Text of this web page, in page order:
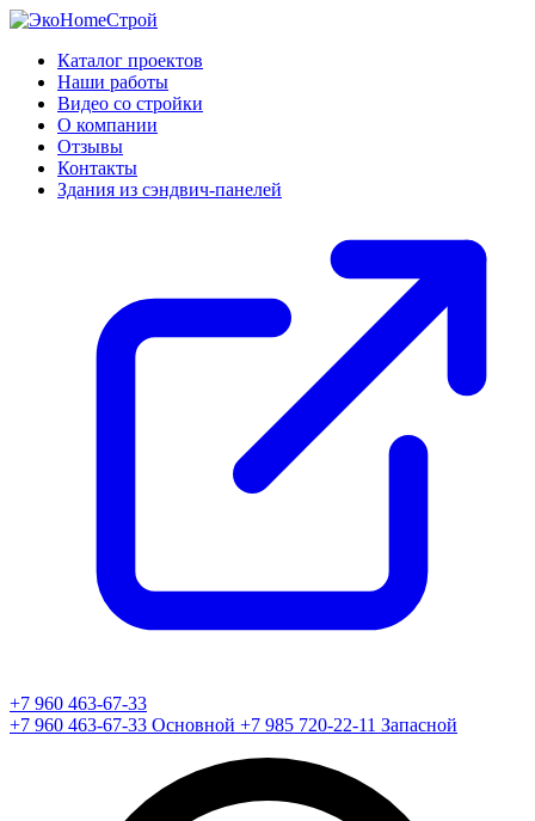
Каталог проектов
Наши работы
Видео со стройки
О компании
Отзывы
Контакты
Здания из сэндвич-панелей
+7 960 463-67-33
+7 960 463-67-33 Основной +7 985 720-22-11 Запасной